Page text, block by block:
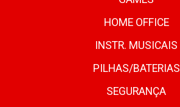
HOME OFFICE
INSTR. MUSICAIS
PILHAS/BATERIAS
SEGURANÇA